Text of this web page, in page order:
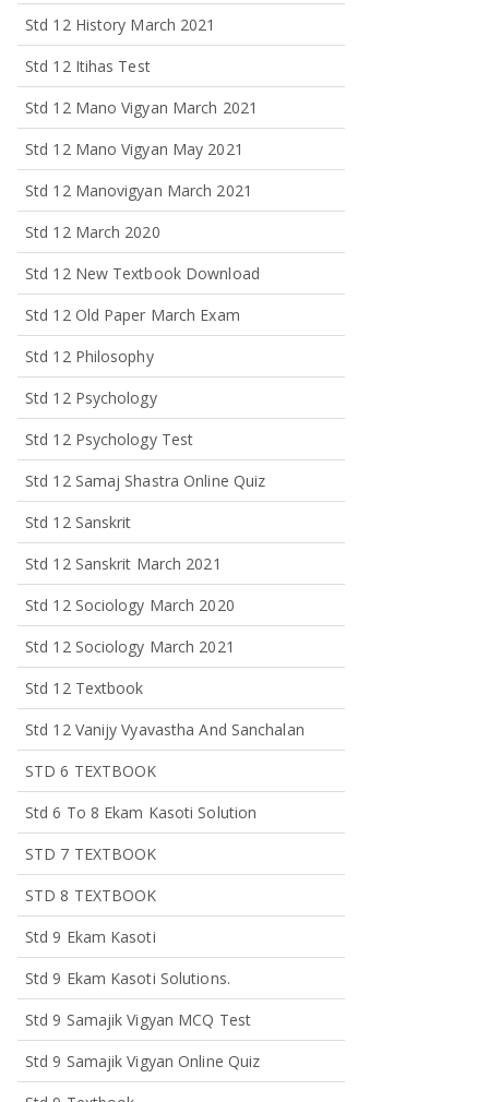
Std 12 History March 2021
Std 12 Itihas Test
Std 12 Mano Vigyan March 2021
Std 12 Mano Vigyan May 2021
Std 12 Manovigyan March 2021
Std 12 March 2020
Std 12 New Textbook Download
Std 12 Old Paper March Exam
Std 12 Philosophy
Std 12 Psychology
Std 12 Psychology Test
Std 12 Samaj Shastra Online Quiz
Std 12 Sanskrit
Std 12 Sanskrit March 2021
Std 12 Sociology March 2020
Std 12 Sociology March 2021
Std 12 Textbook
Std 12 Vanijy Vyavastha And Sanchalan
STD 6 TEXTBOOK
Std 6 To 8 Ekam Kasoti Solution
STD 7 TEXTBOOK
STD 8 TEXTBOOK
Std 9 Ekam Kasoti
Std 9 Ekam Kasoti Solutions.
Std 9 Samajik Vigyan MCQ Test
Std 9 Samajik Vigyan Online Quiz